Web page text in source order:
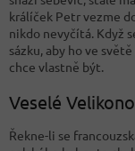
králíček Petr vezme
nikdo nevyčítá. Když
sázku, aby ho ve
chce vlastně být.
Veselé
Řekne-li se